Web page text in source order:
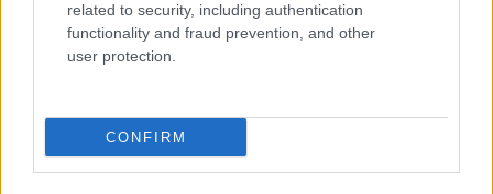
related to security, including authentication
functionality and fraud prevention, and other
user protection.
CONFIRM
Sognare il fango ha anche dei significati positivi (che
ci crediate o no)
4 È benefico esercitarsi quando si ha il raffreddore?